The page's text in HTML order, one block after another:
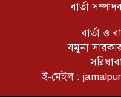
২৪
বার্তা
বার্তা ও
যমুনা
ই-মেইল :